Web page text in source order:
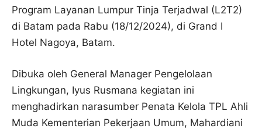
Program Layanan Lumpur Tinja Terjadwal (L2T2)
di Batam pada Rabu (18/12/2024), di Grand I
Hotel Nagoya, Batam.
Dibuka oleh General Manager Pengelolaan
Lingkungan, Iyus Rusmana kegiatan ini
menghadirkan narasumber Penata Kelola TPL Ahli
Muda Kementerian Pekerjaan Umum, Mahardiani